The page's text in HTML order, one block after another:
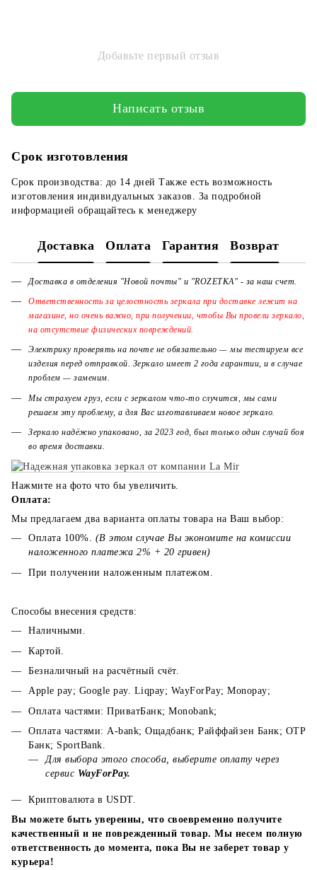
Добавьте первый отзыв
Написать отзыв
Срок изготовления
Срок производства: до 14 дней Также есть возможность
изготовления индивидуальных заказов. За подробной
информацией обращайтесь к менеджеру
Доставка Оплата Гарантия Возврат
Доставка в отделения "Новой почты" и "ROZETKA" - за наш счет.
Ответственность за целостность зеркала при доставке лежит на
магазине, но очень важно, при получении, чтобы Вы провели зеркало,
на отсутствие физических повреждений.
Электрику проверять на почте не обязательно — мы тестируем все
изделия перед отправкой. Зеркало имеет 2 года гарантии, и в случае
проблем — заменим.
Мы страхуем груз, если с зеркалом что-то случится, мы сами
решаем эту проблему, а для Вас изготавливаем новое зеркало.
Зеркало надёжно упаковано, за 2023 год, был только один случай боя
во время доставки.
Нажмите на фото что бы увеличить.
Оплата:
Мы предлагаем два варианта оплаты товара на Ваш выбор:
Оплата 100%. (В этом случае Вы экономите на комиссии
наложенного платежа 2% + 20 гривен)
При получении наложенным платежом.
Способы внесения средств:
Наличными.
Картой.
Безналичный на расчётный счёт.
Apple pay; Google pay. Liqpay; WayForPay; Monopay;
Оплата частями: ПриватБанк; Monobank;
Оплата частями: A-bank; Ощадбанк; Райффайзен Банк; ОТР
Банк; SportBank.
Для выбора этого способа, выберите оплату через
сервис WayForPay.
Криптовалюта в USDT.
Вы можете быть уверенны, что своевременно получите
качественный и не поврежденный товар. Мы несем полную
ответственность до момента, пока Вы не заберет товар у
курьера!